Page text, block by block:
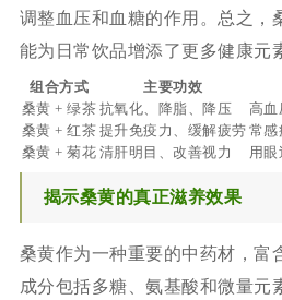
调整血压和血糖的作用。总之，
能为日常饮品增添了更多健康元
组合方式 主要功效
桑黄 + 绿茶 抗氧化、降脂、降压
高血
桑黄 + 红茶 提升免疫力、缓解疲劳 常感
桑黄 + 菊花 清肝明目、改善视力 用
揭示桑黄的真正滋养效果
桑黄作为一种重要的中药材，富
成分包括多糖、氨基酸和微量元